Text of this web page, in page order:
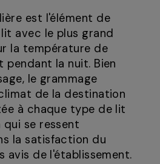
est l'élément de
avec le plus grand
la température de
la nuit. Bien
le grammage
de la destination
à chaque type de lit
se ressent
la satisfaction du
avis de l'établissement.